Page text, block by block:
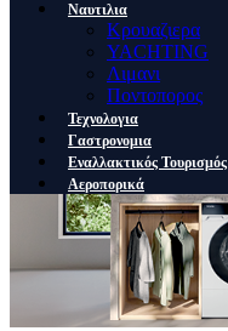
Ναυτιλια
Κρουαζιερα
YACHTING
Λιμανι
Ποντοπορος
Τεχνολογια
Γαστρονομια
Εναλλακτικός Τουρισμός
Αεροπορικά